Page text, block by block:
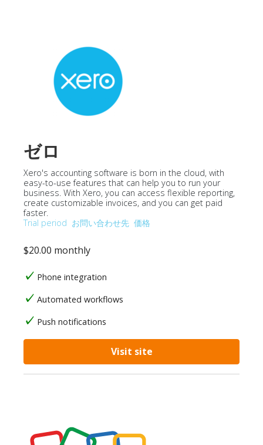
ゼロ
Xero's accounting software is born in the cloud, with
easy-to-use features that can help you to run your
business. With Xero, you can access flexible reporting,
create customizable invoices, and you can get paid
faster.
Trial period お問い合わせ先 価格
$20.00 monthly
Phone integration
Automated workflows
Push notifications
Visit site